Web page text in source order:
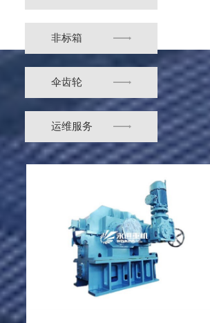
非标箱
伞齿轮
运维服务